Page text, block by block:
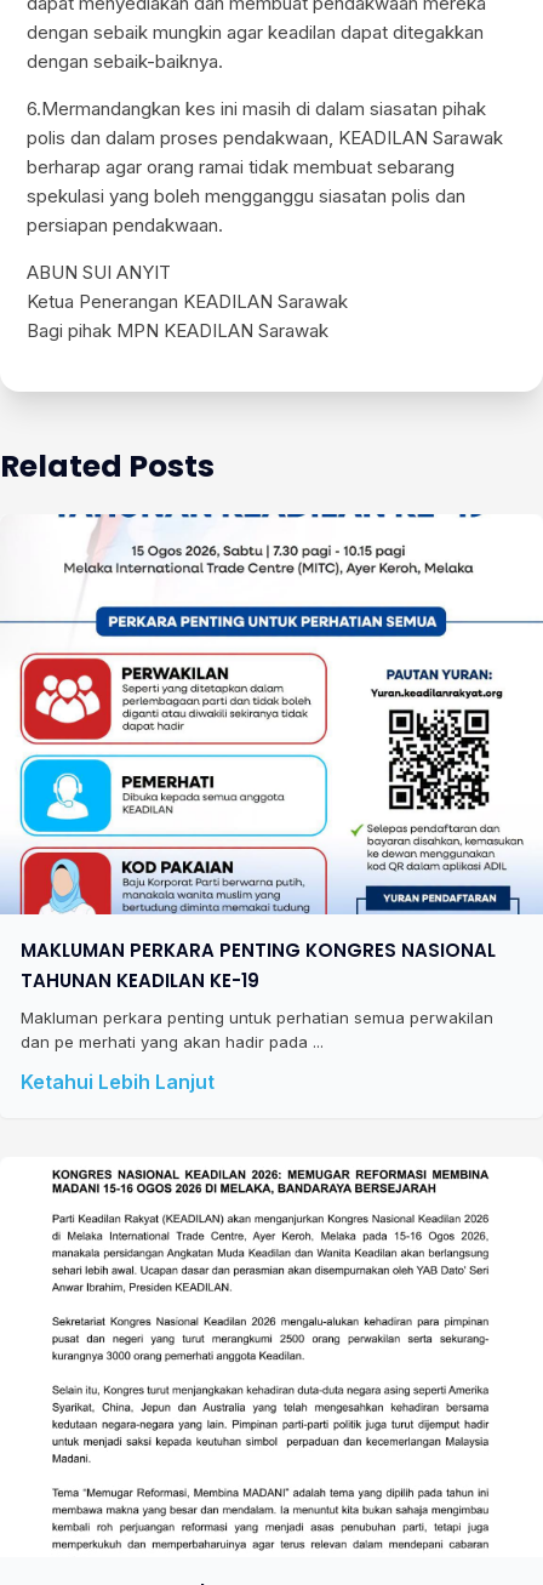
dengan sebaik mungkin agar keadilan dapat ditegakkan
dengan sebaik-baiknya.
6.Mermandangkan kes ini masih di dalam siasatan pihak
polis dan dalam proses pendakwaan, KEADILAN Sarawak
berharap agar orang ramai tidak membuat sebarang
spekulasi yang boleh mengganggu siasatan polis dan
persiapan pendakwaan.
ABUN SUI ANYIT
Ketua Penerangan KEADILAN Sarawak
Bagi pihak MPN KEADILAN Sarawak
Related Posts
MAKLUMAN PERKARA PENTING KONGRES NASIONAL
TAHUNAN KEADILAN KE-19
Makluman perkara penting untuk perhatian semua perwakilan
dan pe merhati yang akan hadir pada ...
Ketahui Lebih Lanjut